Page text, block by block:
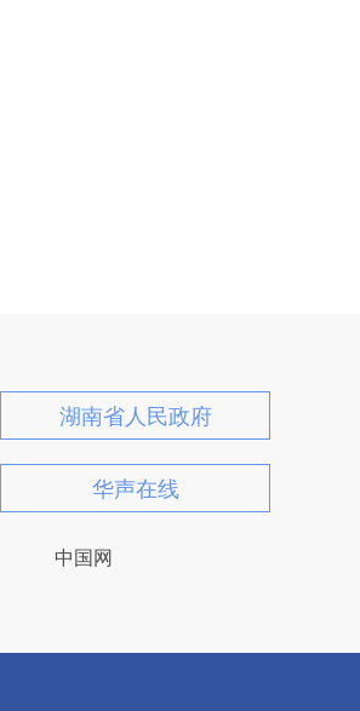
湖南省人民政府
华声在线
中国网